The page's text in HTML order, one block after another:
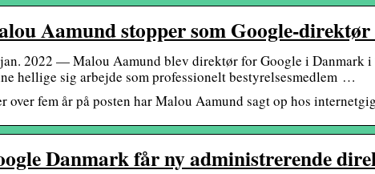
Aamund stopper som Google-
2022 — Malou Aamund blev direktør for Google i Danmark i
hellige sig arbejde som professionelt bestyrelsesmedlem …
over fem år på posten har Malou Aamund sagt op hos
Danmark får ny administrerende